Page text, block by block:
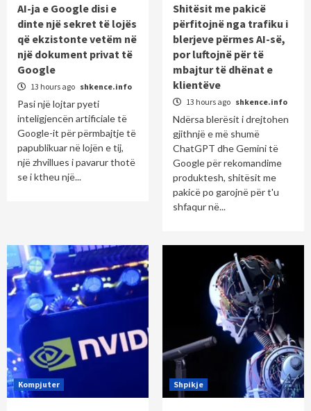
AI-ja e Google disi e
dinte një sekret të lojës
që ekzistonte vetëm në
një dokument privat të
Google
13 hours ago shkence.info
Pasi një lojtar pyeti
inteligjencën artificiale të
Google-it për përmbajtje të
papublikuar në lojën e tij,
një zhvillues i pavarur thotë
se i ktheu një...
Shitësit me pakicë
përfitojnë nga trafiku i
blerjeve përmes AI-së,
por luftojnë për të
mbajtur të dhënat e
klientëve
13 hours ago shkence.info
Ndërsa blerësit i drejtohen
gjithnjë e më shumë
ChatGPT dhe Gemini të
Google për rekomandime
produktesh, shitësit me
pakicë po garojnë për t'u
shfaqur në...
Kompjuter Shpikje